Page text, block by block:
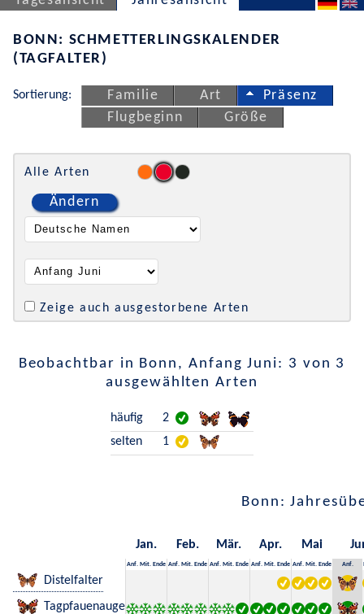
BONN: SCHMETTERLINGSKALENDER
(TAGFALTER)
Sortierung: Familie Art
Präsenz
Flugbeginn
Größe
Alle Arten
Ändern
Zeige auch ausgestorbene Arten
Beobachtbar in Bonn, Anfang Juni: 3 von 3
ausgewählten Arten
häufig
2
selten
1
Bonn:
Jan. Feb. Mär. Apr. Mai
Anf. Mit. Ende Anf. Mit. Ende Anf. Mit. Ende Anf. Mit. Ende Anf. Mit. Ende Anf.
Distelfalter
Tagpfauenauge